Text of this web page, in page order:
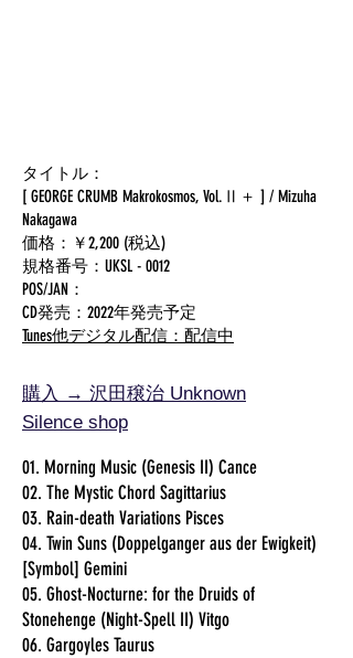
タイトル：
[ GEORGE CRUMB Makrokosmos, Vol.Ⅱ＋ ] / Mizuha
Nakagawa
価格：￥2,200 (税込)
規格番号：UKSL - 0012
POS/JAN：
CD発売：2022年発売予定
Tunes他デジタル配信：配信中
購入 → 沢田穣治 Unknown
Silence shop
01. Morning Music (Genesis II) Cance
02. The Mystic Chord Sagittarius
03. Rain-death Variations Pisces
04. Twin Suns (Doppelganger aus der Ewigkeit)
[Symbol] Gemini
05. Ghost-Nocturne: for the Druids of
Stonehenge (Night-Spell II) Vitgo
06. Gargoyles Taurus